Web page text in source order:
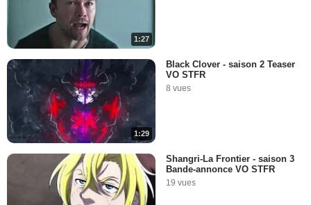
1:27
1:29
Black Clover - saison 2 Teaser
VO STFR
8 vues
Shangri-La Frontier - saison 3
Bande-annonce VO STFR
19 vues